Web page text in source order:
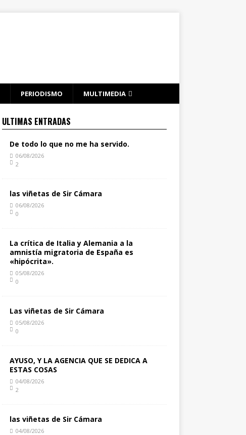
PERIODISMO MULTIMEDIA
ULTIMAS ENTRADAS
De todo lo que no me ha servido.
06/08/2026
2
las viñetas de Sir Cámara
06/08/2026
0
La crítica de Italia y Alemania a la
amnistía migratoria de España es
«hipócrita».
05/08/2026
0
Las viñetas de Sir Cámara
05/08/2026
0
AYUSO, Y LA AGENCIA QUE SE DEDICA A
ESTAS COSAS
04/08/2026
2
las viñetas de Sir Cámara
04/08/2026